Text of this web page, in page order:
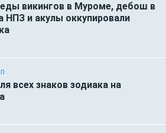
викингов в Муроме, дебош в
НПЗ и акулы оккупировали
всех знаков зодиака на